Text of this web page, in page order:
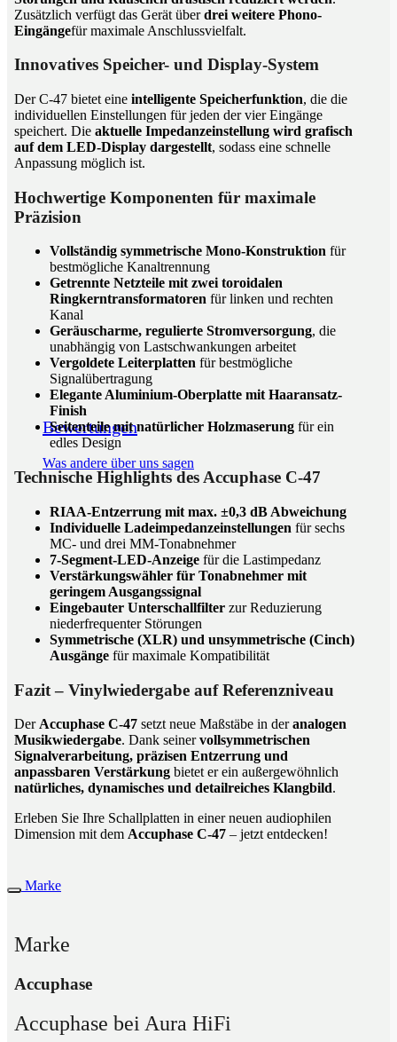
Bewertungen
Was andere über uns sagen
Zusätzlich verfügt das Gerät überdrei weitere Phono-
Eingängefür maximale Anschlussvielfalt.
Innovatives Speicher- und Display-System
Der C-47 bietet eine intelligente Speicherfunktion, die die
individuellen Einstellungen für jeden der vier Eingänge
speichert. Die aktuelle Impedanzeinstellung wird grafisch
auf dem LED-Display dargestellt, sodass eine schnelle
Anpassung möglich ist.
Hochwertige Komponenten für maximale
Präzision
Vollständig symmetrische Mono-Konstruktion für
bestmögliche Kanaltrennung
Getrennte Netzteile mit zwei toroidalen
Ringkerntransformatoren für linken und rechten
Kanal
Geräuscharme, regulierte Stromversorgung, die
unabhängig von Lastschwankungen arbeitet
Vergoldete Leiterplatten für bestmögliche
Signalübertragung
Elegante Aluminium-Oberplatte mit Haaransatz-
Finish
Seitenteile mit natürlicher Holzmaserung für ein
edles Design
Technische Highlights des Accuphase C-47
RIAA-Entzerrung mit max. ±0,3 dB Abweichung
Individuelle Ladeimpedanzeinstellungen für sechs
MC- und drei MM-Tonabnehmer
7-Segment-LED-Anzeige für die Lastimpedanz
Verstärkungswähler für Tonabnehmer mit
geringem Ausgangssignal
Eingebauter Unterschallfilter zur Reduzierung
niederfrequenter Störungen
Symmetrische (XLR) und unsymmetrische (Cinch)
Ausgänge für maximale Kompatibilität
Fazit – Vinylwiedergabe auf Referenzniveau
Der Accuphase C-47 setzt neue Maßstäbe in deranalogen
Musikwiedergabe. Dank seinervollsymmetrischen
Signalverarbeitung, präzisen Entzerrung und
anpassbaren Verstärkung bietet er ein außergewöhnlich
natürliches, dynamisches und detailreiches Klangbild.
Erleben Sie Ihre Schallplatten in einer neuen audiophilen
Dimension mit dem Accuphase C-47 – jetzt entdecken!
Marke
Marke
Accuphase
Accuphase bei Aura HiFi